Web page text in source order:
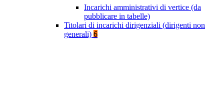
Incarichi amministrativi di vertice (da
pubblicare in tabelle)
Titolari di incarichi dirigenziali (dirigenti non
generali) 6